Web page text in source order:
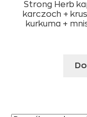
Strong Herb
karczoch +
kurkuma +